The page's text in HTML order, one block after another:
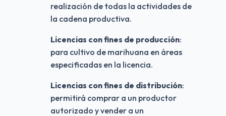
realización de todas la actividades de
la cadena productiva.
Licencias con fines de producción:
para cultivo de marihuana en áreas
especificadas en la licencia.
Licencias con fines de distribución:
permitirá comprar a un productor
autorizado y vender a un